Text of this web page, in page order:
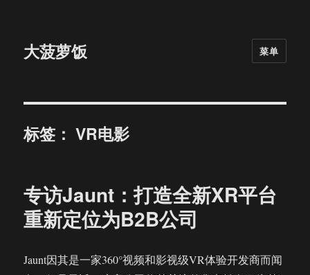
大菠萝饭 菜单
标签：VR电影
专访Jaunt：打造全新XR平台
重新定位为B2B公司
Jaunt因其是一家360°视频和影视级VR体验开发商而闻